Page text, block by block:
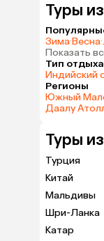
Туры
Зима·Весна·
Показать
Тип отдыха
Индийский
Регионы
Южный
Даалу
Туры
Турция
Китай
Мальдивы
Шри-Ланка
Катар